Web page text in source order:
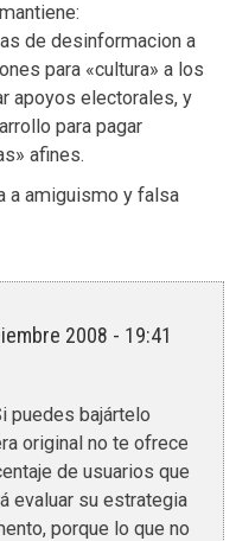
de desinformacion a
para «cultura» a los
apoyos electorales, y
para pagar
afines.
a amiguismo y falsa
2008 - 19:41
puedes bajártelo
original no te ofrece
de usuarios que
evaluar su estrategia
porque lo que no